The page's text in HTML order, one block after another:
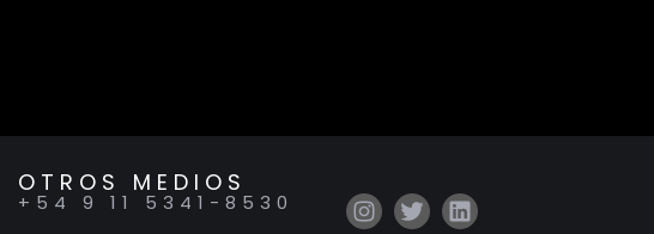
OTROS MEDIOS
+54 9 11 5341-8530